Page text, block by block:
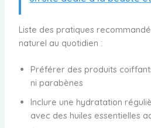
Liste des pratiques
naturel au quotidien :
Préférer des produits
ni parabènes
Inclure une hydratation
avec des huiles essentielles